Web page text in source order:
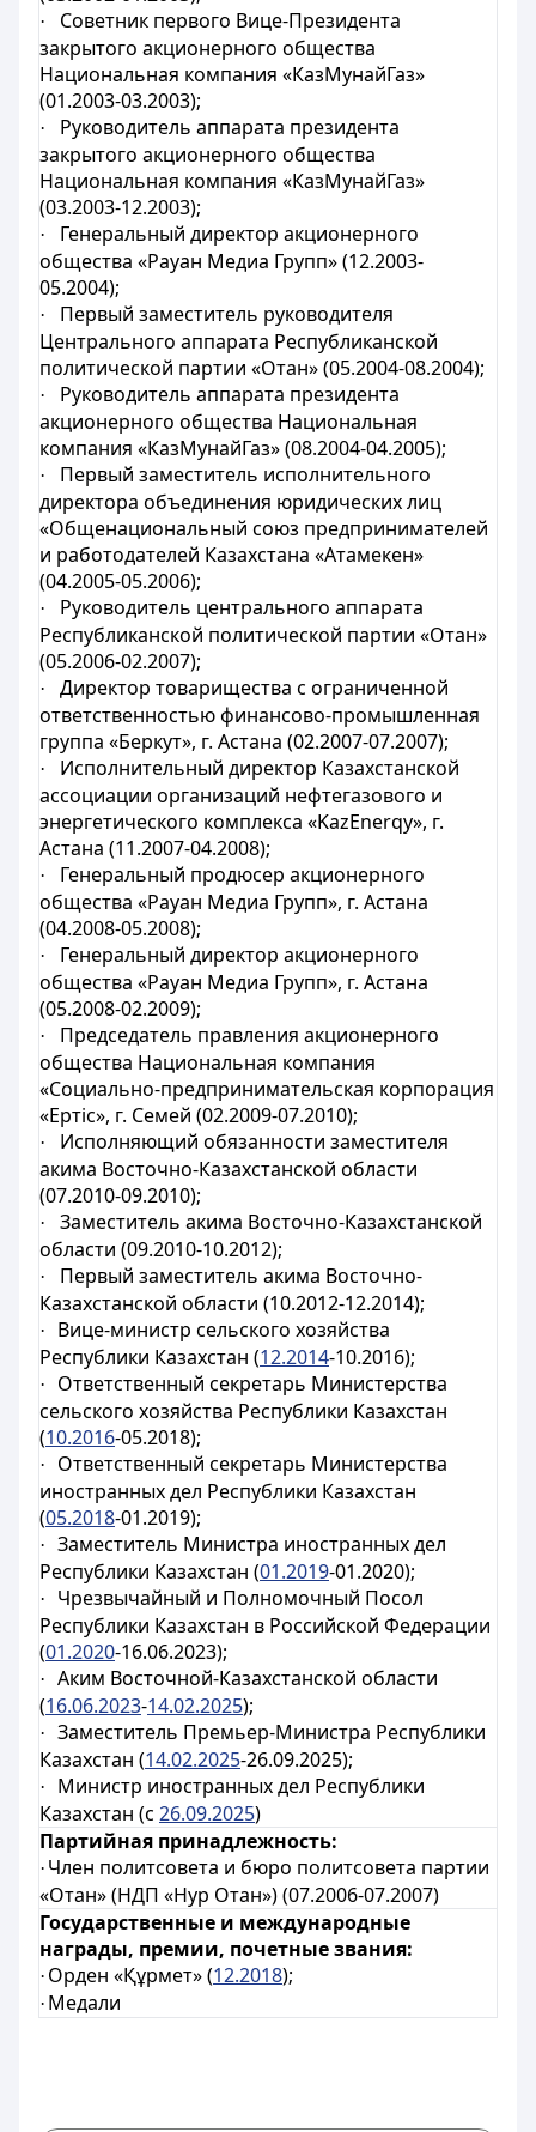
·
Советник первого Вице-Президента
закрытого акционерного общества
Национальная компания «КазМунайГаз»
(01.2003-03.2003);
·
Руководитель аппарата президента
закрытого акционерного общества
Национальная компания «КазМунайГаз»
(03.2003-12.2003);
·
Генеральный директор акционерного
общества «Рауан Медиа Групп» (12.2003-
05.2004);
·
Первый заместитель руководителя
Центрального аппарата Республиканской
политической партии «Отан» (05.2004-08.2004);
·
Руководитель аппарата президента
акционерного общества Национальная
компания «КазМунайГаз» (08.2004-04.2005);
·
Первый заместитель исполнительного
директора объединения юридических лиц
«Общенациональный союз предпринимателей
и работодателей Казахстана «Атамекен»
(04.2005-05.2006);
·
Руководитель центрального аппарата
Республиканской политической партии «Отан»
(05.2006-02.2007);
·
Директор товарищества с ограниченной
ответственностью финансово-промышленная
группа «Беркут», г. Астана (02.2007-07.2007);
·
Исполнительный директор Казахстанской
ассоциации организаций нефтегазового и
энергетического комплекса «KazEnerqy», г.
Астана (11.2007-04.2008);
·
Генеральный продюсер акционерного
общества «Рауан Медиа Групп», г. Астана
(04.2008-05.2008);
·
Генеральный директор акционерного
общества «Рауан Медиа Групп», г. Астана
(05.2008-02.2009);
·
Председатель правления акционерного
общества Национальная компания
«Социально-предпринимательская корпорация
«Ертіс», г. Семей (02.2009-07.2010);
·
Исполняющий обязанности заместителя
акима Восточно-Казахстанской области
(07.2010-09.2010);
·
Заместитель акима Восточно-Казахстанской
области (09.2010-10.2012);
· Первый заместитель акима Восточно-
Казахстанской области (10.2012-12.2014);
·
Вице-министр сельского хозяйства
Республики Казахстан (12.2014-10.2016);
·
Ответственный секретарь Министерства
сельского хозяйства Республики Казахстан
(10.2016-05.2018);
·
Ответственный секретарь Министерства
иностранных дел Республики Казахстан
(05.2018-01.2019);
·
Заместитель Министра иностранных дел
Республики Казахстан (01.2019-01.2020);
·
Чрезвычайный и Полномочный Посол
Республики Казахстан в Российской Федерации
(01.2020-16.06.2023);
·
Аким Восточной-Казахстанской области
(16.06.2023-14.02.2025);
·
Заместитель Премьер-Министра Республики
Казахстан (14.02.2025-26.09.2025);
·
Министр иностранных дел Республики
Казахстан (с 26.09.2025)
Партийная принадлежность:
· Член политсовета и бюро политсовета партии
«Отан» (НДП «Нур Отан») (07.2006-07.2007)
Государственные и международные
награды, премии, почетные звания:
· Орден «Құрмет» (12.2018);
· Медали